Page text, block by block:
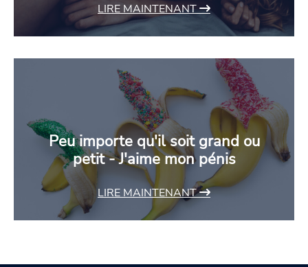
LIRE MAINTENANT
Peu importe qu'il soit grand ou
petit - J'aime mon pénis
LIRE MAINTENANT